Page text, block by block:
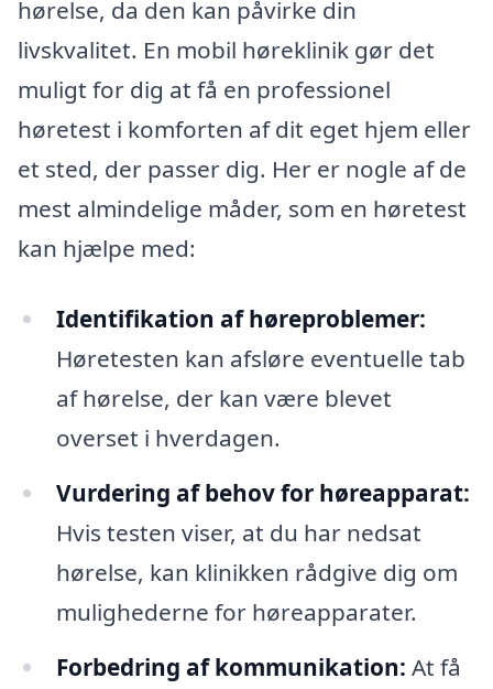
hørelse, da den kan påvirke din
livskvalitet. En mobil høreklinik gør det
muligt for dig at få en professionel
høretest i komforten af dit eget hjem eller
et sted, der passer dig. Her er nogle af de
mest almindelige måder, som en høretest
kan hjælpe med:
Identifikation af høreproblemer:
Høretesten kan afsløre eventuelle tab
af hørelse, der kan være blevet
overset i hverdagen.
Vurdering af behov for høreapparat:
Hvis testen viser, at du har nedsat
hørelse, kan klinikken rådgive dig om
mulighederne for høreapparater.
Forbedring af kommunikation: At få